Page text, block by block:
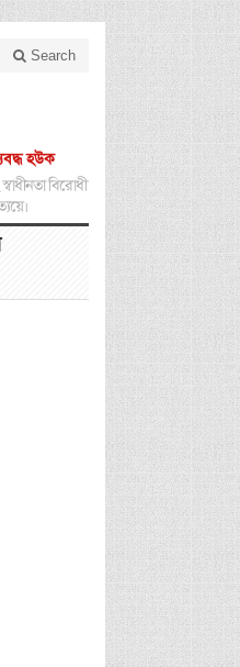
Search
হউক
বিরোধী